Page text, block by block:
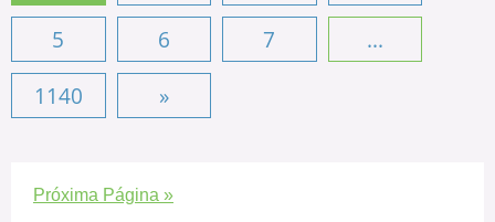
5
6 7
...
1140
»
Próxima Página »